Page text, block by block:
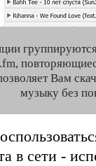
Вам
музыку без
в сети -